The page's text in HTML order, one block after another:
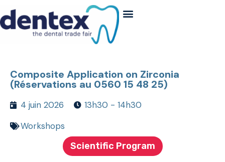
Composite Application on Zirconia
(Réservations au 0560 15 48 25)
4 juin 2026
13h30 - 14h30
Workshops
Scientific Program